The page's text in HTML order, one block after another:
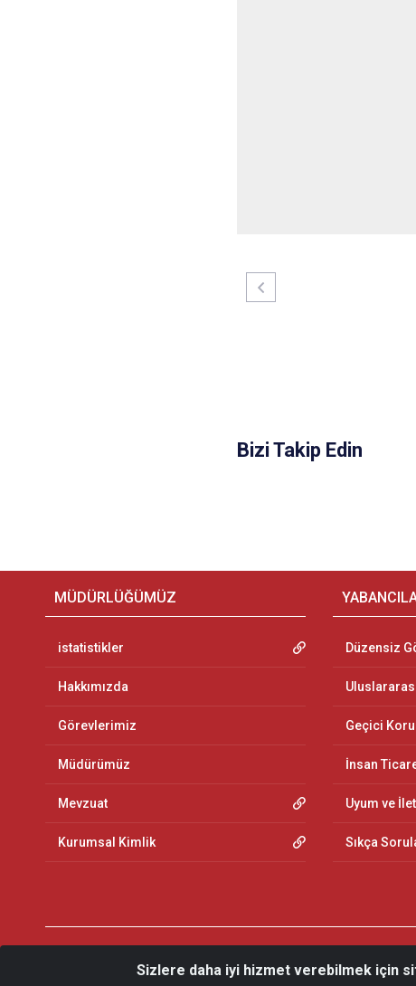
Bizi Takip Edin
MÜDÜRLÜĞÜMÜZ
istatistikler
Hakkımızda
Görevlerimiz
Müdürümüz
Mevzuat
Kurumsal Kimlik
Düzensiz
Geçici
İnsan
Uyum ve
Sıkça
Sizlere daha iyi hizmet verebilmek için